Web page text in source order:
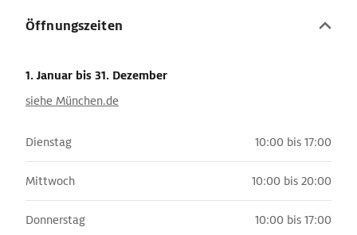
Öffnungszeiten
1. Januar bis 31. Dezember
siehe München.de
Dienstag 10:00 bis 17:00
Mittwoch 10:00 bis 20:00
Donnerstag 10:00 bis 17:00